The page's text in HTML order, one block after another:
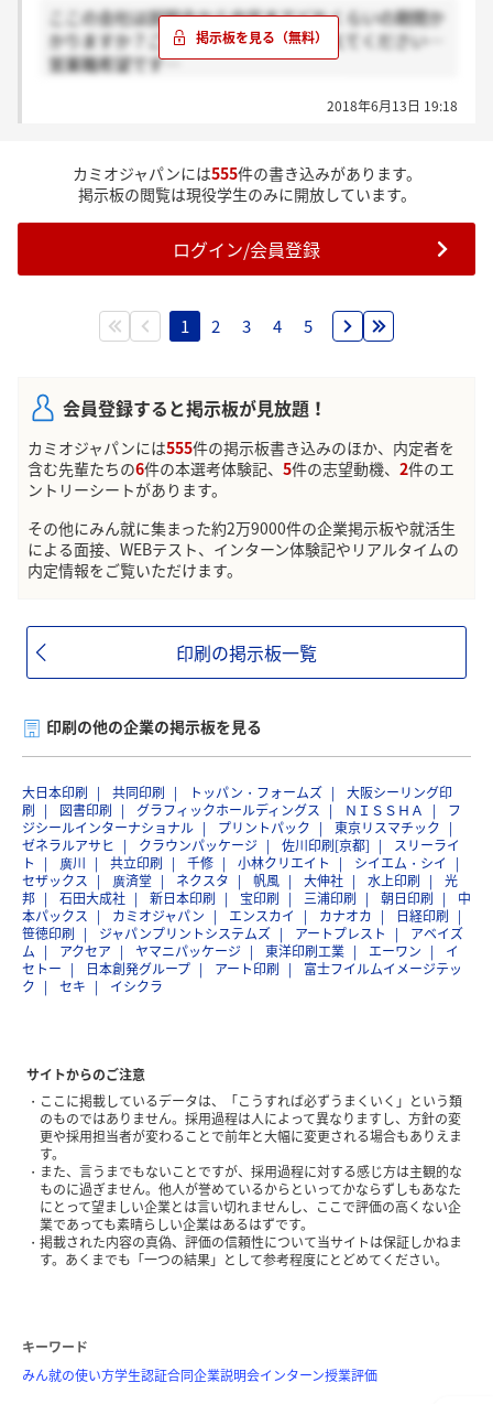
ここの会社は説明会から内定までどれくらいの期間か
かりますか？ご存じの方いらしたら教えてください…
営業職希望です…
2018年6月13日 19:18
カミオジャパンには555件の書き込みがあります。
掲示板の閲覧は現役学生のみに開放しています。
ログイン/会員登録
1 2 3 4 5
会員登録すると掲示板が見放題！
カミオジャパンには555件の掲示板書き込みのほか、内定者を
含む先輩たちの6件の本選考体験記、 5件の志望動機、 2件のエ
ントリーシートがあります。
その他にみん就に集まった約2万9000件の企業掲示板や就活生
による面接、WEBテスト、インターン体験記やリアルタイムの
内定情報をご覧いただけます。
印刷の掲示板一覧
印刷の他の企業の掲示板を見る
大日本印刷 共同印刷 トッパン・フォームズ
大阪シーリング印
刷
図書印刷 グラフィックホールディングス ＮＩＳＳＨＡ
フ
ジシールインターナショナル
プリントパック
東京リスマチック
ゼネラルアサヒ
クラウンパッケージ 佐川印刷[京都]
スリーライ
ト
廣川 共立印刷 千修 小林クリエイト
シイエム・シイ
セザックス
廣済堂 ネクスタ 帆風 大伸社 水上印刷
光
邦
石田大成社 新日本印刷 宝印刷 三浦印刷 朝日印刷
中
本パックス
カミオジャパン エンスカイ カナオカ
日経印刷
笹徳印刷
ジャパンプリントシステムズ アートプレスト
アベイズ
ム
アクセア ヤマニパッケージ 東洋印刷工業 エーワン
イ
セトー
日本創発グループ アート印刷
富士フイルムイメージテッ
ク
セキ イシクラ
サイトからのご注意
ここに掲載しているデータは、「こうすれば必ずうまくいく」という類
のものではありません。採用過程は人によって異なりますし、方針の変
更や採用担当者が変わることで前年と大幅に変更される場合もありえま
す。
また、言うまでもないことですが、採用過程に対する感じ方は主観的な
ものに過ぎません。他人が誉めているからといってかならずしもあなた
にとって望ましい企業とは言い切れませんし、ここで評価の高くない企
業であっても素晴らしい企業はあるはずです。
掲載された内容の真偽、評価の信頼性について当サイトは保証しかねま
す。あくまでも「一つの結果」として参考程度にとどめてください。
キーワード
みん就の使い方学生認証合同企業説明会インターン授業評価